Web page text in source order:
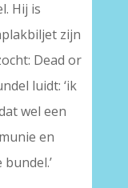
Hij is
zijn
Dead or
luidt: ‘ik
wel een
en